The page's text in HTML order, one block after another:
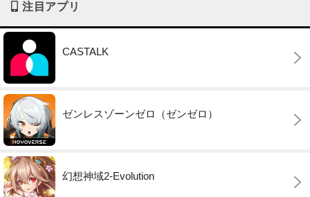
注目アプリ
CASTALK
ゼンレスゾーンゼロ（ゼンゼロ）
幻想神域2-Evolution